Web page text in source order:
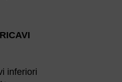
inferiori